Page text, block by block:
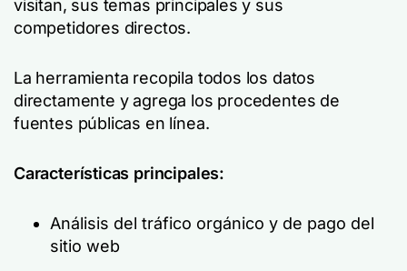
visitan, sus temas principales y sus
competidores directos.
La herramienta recopila todos los datos
directamente y agrega los procedentes de
fuentes públicas en línea.
Características principales:
Análisis del tráfico orgánico y de pago del
sitio web